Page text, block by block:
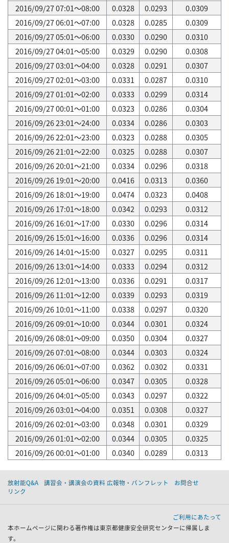
2016/09/27 07:01～08:00
0.0328 0.0293
0.0309
2016/09/27 06:01～07:00
0.0328 0.0285
0.0309
2016/09/27 05:01～06:00
0.0330 0.0290
0.0310
2016/09/27 04:01～05:00
0.0329 0.0290
0.0308
2016/09/27 03:01～04:00
0.0328 0.0291
0.0307
2016/09/27 02:01～03:00
0.0331 0.0287
0.0310
2016/09/27 01:01～02:00
0.0333 0.0299
0.0314
2016/09/27 00:01～01:00
0.0323 0.0286
0.0304
2016/09/26 23:01～24:00
0.0334 0.0286
0.0303
2016/09/26 22:01～23:00
0.0323 0.0288
0.0305
2016/09/26 21:01～22:00
0.0325 0.0288
0.0307
2016/09/26 20:01～21:00
0.0334 0.0296
0.0318
2016/09/26 19:01～20:00
0.0416 0.0313
0.0360
2016/09/26 18:01～19:00
0.0474 0.0323
0.0408
2016/09/26 17:01～18:00
0.0342 0.0293
0.0312
2016/09/26 16:01～17:00
0.0330 0.0296
0.0314
2016/09/26 15:01～16:00
0.0336 0.0296
0.0314
2016/09/26 14:01～15:00
0.0327 0.0295
0.0311
2016/09/26 13:01～14:00
0.0333 0.0294
0.0312
2016/09/26 12:01～13:00
0.0336 0.0291
0.0317
2016/09/26 11:01～12:00
0.0339 0.0293
0.0319
2016/09/26 10:01～11:00
0.0338 0.0297
0.0320
2016/09/26 09:01～10:00
0.0344 0.0301
0.0324
2016/09/26 08:01～09:00
0.0350 0.0304
0.0327
2016/09/26 07:01～08:00
0.0344 0.0303
0.0324
2016/09/26 06:01～07:00
0.0362 0.0302
0.0331
2016/09/26 05:01～06:00
0.0347 0.0305
0.0328
2016/09/26 04:01～05:00
0.0343 0.0297
0.0322
2016/09/26 03:01～04:00
0.0351 0.0308
0.0327
2016/09/26 02:01～03:00
0.0348 0.0301
0.0329
2016/09/26 01:01～02:00
0.0344 0.0305
0.0325
2016/09/26 00:01～01:00
0.0340 0.0289 0.0313
放射能Q&A 講習会・講演会の資料 広報物・パンフレット
お問合せ
リンク
ご利用にあたって
本ホームページに関わる著作権は東京都健康安全研究センターに帰属しま
す。